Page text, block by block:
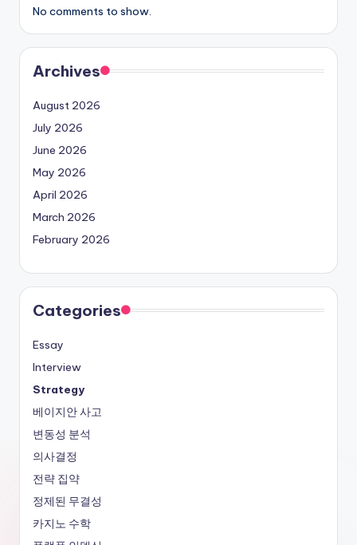
No comments to show.
Archives
August 2026
July 2026
June 2026
May 2026
April 2026
March 2026
February 2026
Categories
Essay
Interview
Strategy
베이지안 사고
변동성 분석
의사결정
전략 집약
정제된 무결성
카지노 수학